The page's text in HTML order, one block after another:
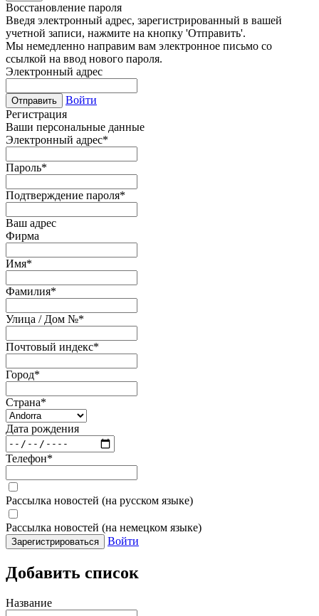
Восстановление пароля
Введя электронный адрес, зарегистрированный в вашей
учетной записи, нажмите на кнопку 'Отправить'.
Мы немедленно направим вам электронное письмо со
ссылкой на ввод нового пароля.
Электронный адрес
Отправить
Войти
Регистрация
Ваши персональные данные
Электронный адрес*
Пароль*
Подтверждение пароля*
Ваш адрес
Фирма
Имя*
Фамилия*
Улица / Дом №*
Почтовый индекс*
Город*
Страна*
Дата рождения
Телефон*
Рассылка новостей (на русском языке)
Рассылка новостей (на немецком языке)
Зарегистрироваться Войти
Добавить список
Название